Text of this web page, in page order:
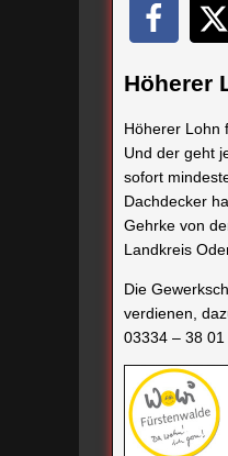
Höherer
Höherer Lohn
Und der geht
sofort
Dachdecker
Gehrke von
Landkreis
Die
verdienen,
03334 – 38 01